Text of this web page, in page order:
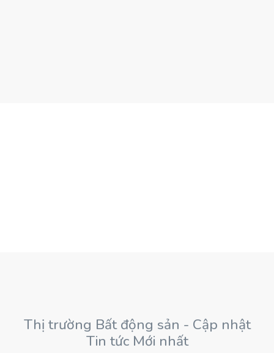
Thị trường Bất động sản - Cập nhật
Tin tức Mới nhất